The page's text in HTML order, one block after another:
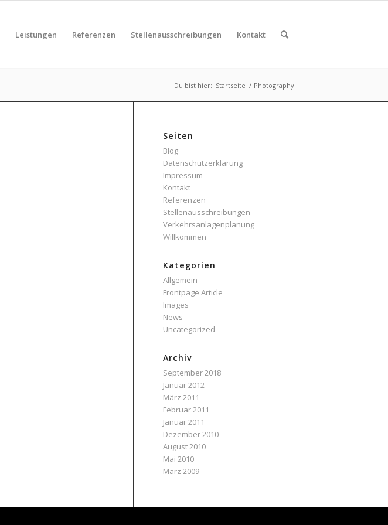
Leistungen Referenzen Stellenausschreibungen Kontakt
Du bist hier: Startseite / Photography
Seiten
Blog
Datenschutzerklärung
Impressum
Kontakt
Referenzen
Stellenausschreibungen
Verkehrsanlagenplanung
Willkommen
Kategorien
Allgemein
Frontpage Article
Images
News
Uncategorized
Archiv
September 2018
Januar 2012
März 2011
Februar 2011
Januar 2011
Dezember 2010
August 2010
Mai 2010
März 2009